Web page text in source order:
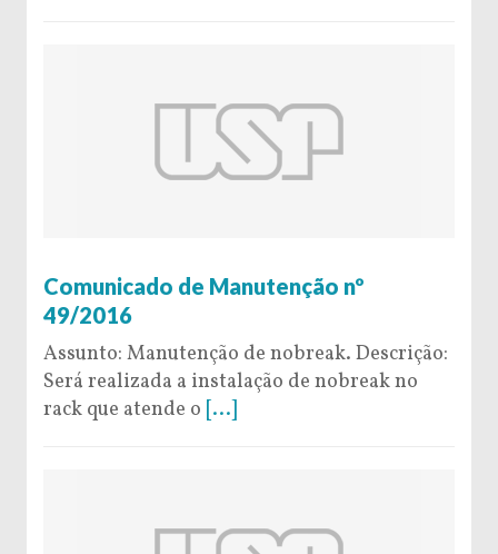
Comunicado de Manutenção nº
49/2016
Assunto: Manutenção de nobreak. Descrição:
Será realizada a instalação de nobreak no
rack que atende o [...]